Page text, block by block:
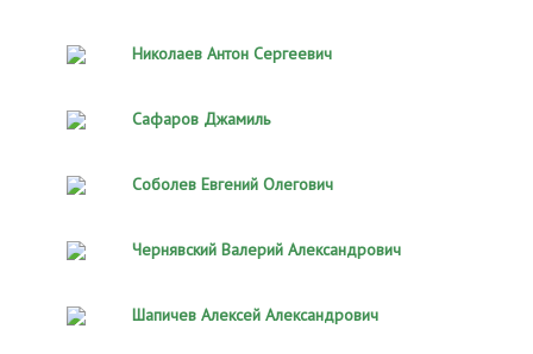
Николаев Антон Сергеевич
Сафаров Джамиль
Соболев Евгений Олегович
Чернявский Валерий Александрович
Шапичев Алексей Александрович